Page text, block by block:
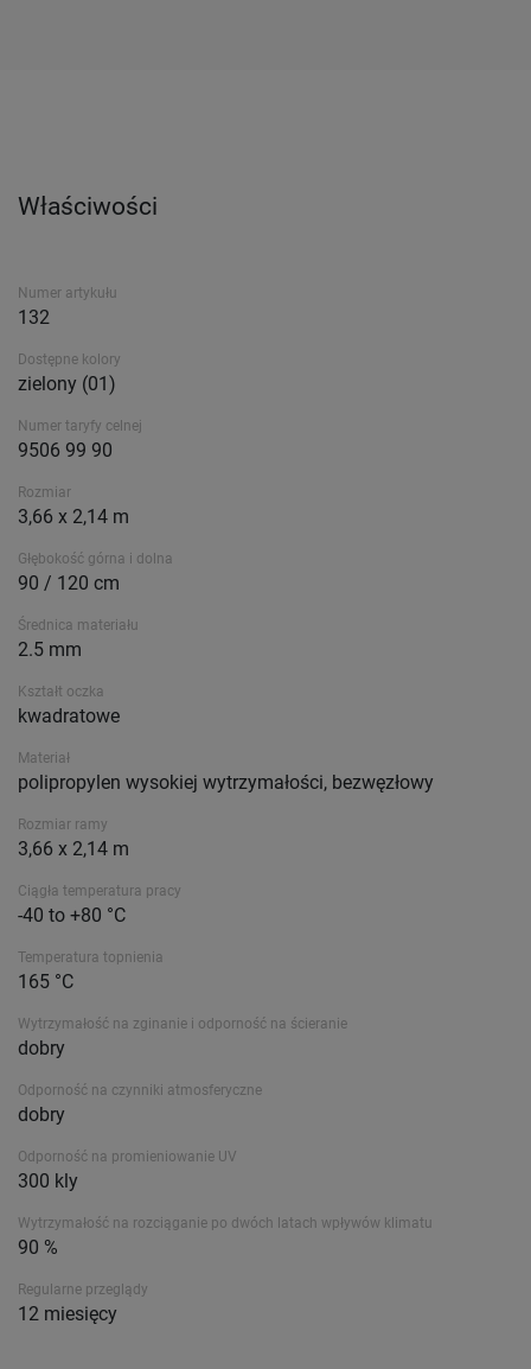
Właściwości
Numer artykułu
132
Dostępne kolory
zielony (01)
Numer taryfy celnej
9506 99 90
Rozmiar
3,66 x 2,14 m
Głębokość górna i dolna
90 / 120 cm
Średnica materiału
2.5 mm
Kształt oczka
kwadratowe
Materiał
polipropylen wysokiej wytrzymałości, bezwęzłowy
Rozmiar ramy
3,66 x 2,14 m
Ciągła temperatura pracy
-40 to +80 °C
Temperatura topnienia
165 °C
Wytrzymałość na zginanie i odporność na ścieranie
dobry
Odporność na czynniki atmosferyczne
dobry
Odporność na promieniowanie UV
300 kly
Wytrzymałość na rozciąganie po dwóch latach wpływów klimatu
90 %
Regularne przeglądy
12 miesięcy